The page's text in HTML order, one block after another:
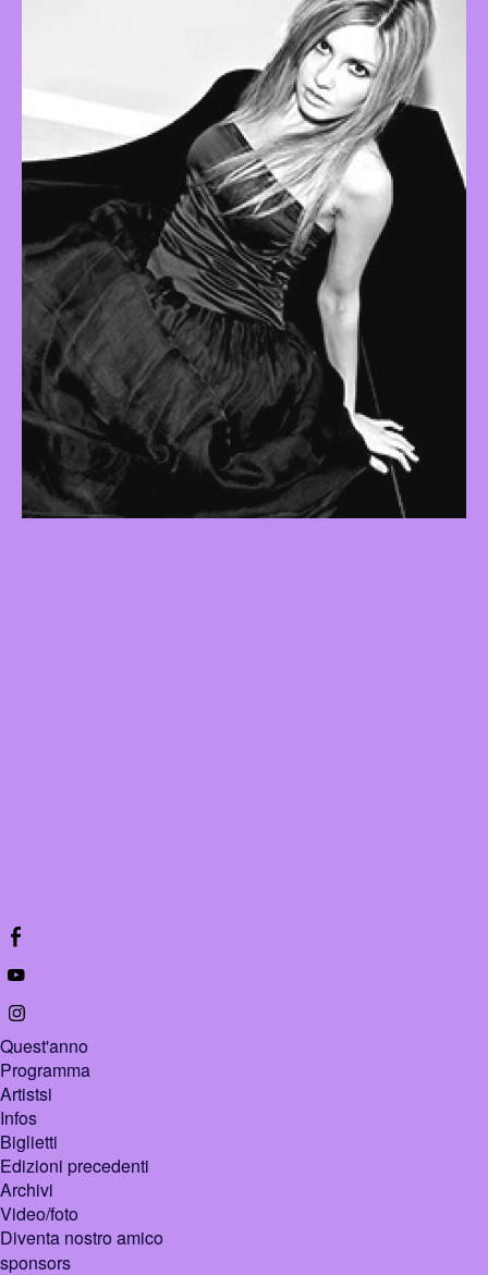
Quest'anno
Programma
Artistsi
Infos
Biglietti
Edizioni precedenti
Archivi
Video/foto
Diventa nostro amico
sponsors